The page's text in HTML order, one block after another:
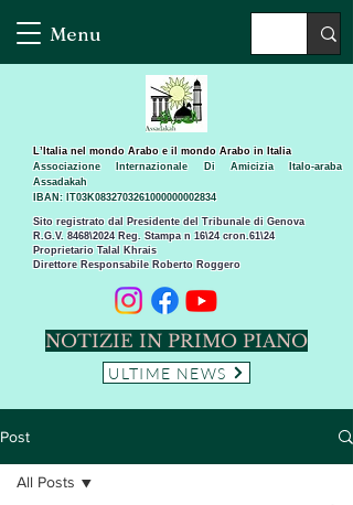
Menu
Sito registrato dal Presidente del Tribunale di Genova
R.G.V. 8468\2024 Reg. Stampa n 16\24 cron.61\24 ​
Proprietario Talal Khrais
Direttore Responsabile Roberto Roggero
L’Italia nel mondo Arabo e il mondo Arabo in Italia
Associazione Internazionale Di Amicizia Italo-araba
Assadakah
IBAN: IT03K0832703261000000002834
NOTIZIE IN PRIMO PIANO
ULTIME NEWS
Post
All Posts